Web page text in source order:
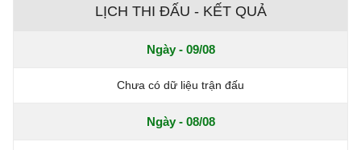
LỊCH THI ĐẤU - KẾT QUẢ
Ngày - 09/08
Chưa có dữ liệu trận đấu
Ngày - 08/08